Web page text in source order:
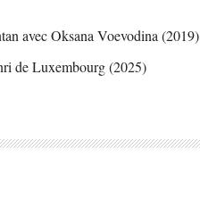
avec Oksana Voevodina (2019)
de Luxembourg (2025)